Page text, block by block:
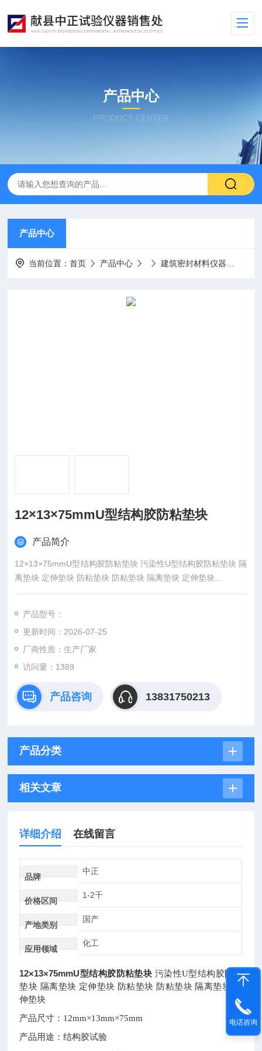
产品中心
PRODUCT CENTER
产品中心
当前位置：首页 产品中心 建筑密封材料仪器
12×13×75mmU型结构胶防粘垫块
产品简介
12×13×75mmU型结构胶防粘垫块 污染性U型结构胶防粘垫块 隔
离垫块 定伸垫块 防粘垫块 防粘垫块 隔离垫块 定伸垫块
产品尺寸：12mm*13mm*75mm
产品型号：
更新时间：2026-07-25
厂商性质：生产厂家
访问量：1389
产品咨询 13831750213
产品分类
相关文章
详细介绍 在线留言
品牌
中正
价格区间
1-2千
产地类别
国产
应用领域
化工
12×13×75mmU型结构胶防粘垫块 污染性U型结构胶防粘
垫块 隔离垫块 定伸垫块 防粘垫块 防粘垫块 隔离垫块 定
伸垫块
产品尺寸： 12mm×13mm×75mm
产品用途：结构胶试验
电话咨询